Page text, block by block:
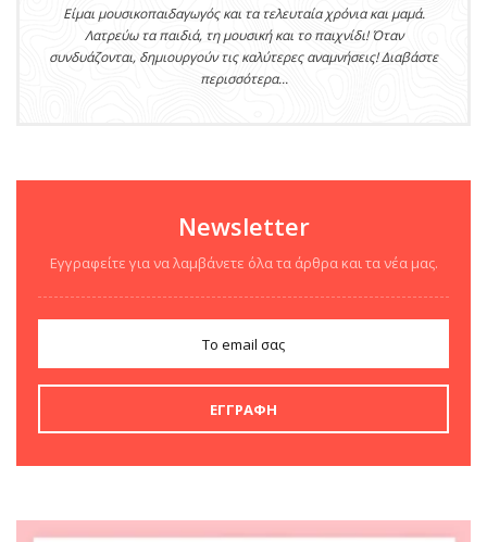
Είμαι μουσικοπαιδαγωγός και τα τελευταία χρόνια και μαμά.
Λατρεύω τα παιδιά, τη μουσική και το παιχνίδι! Όταν
συνδυάζονται, δημιουργούν τις καλύτερες αναμνήσεις! Διαβάστε
περισσότερα...
Newsletter
Εγγραφείτε για να λαμβάνετε όλα τα άρθρα και τα νέα μας.